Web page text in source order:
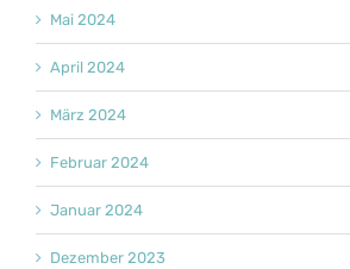
Mai 2024
April 2024
März 2024
Februar 2024
Januar 2024
Dezember 2023